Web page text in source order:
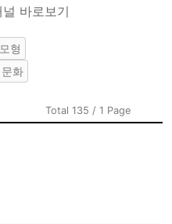
바로보기
형
문화
Total 135 / 1 Page